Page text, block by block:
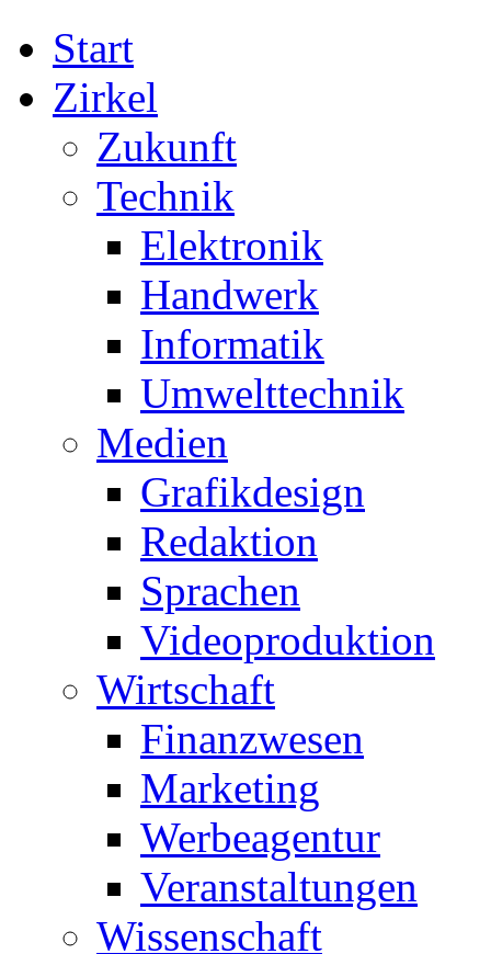
Start
Zirkel
Zukunft
Technik
Elektronik
Handwerk
Informatik
Umwelttechnik
Medien
Grafikdesign
Redaktion
Sprachen
Videoproduktion
Wirtschaft
Finanzwesen
Marketing
Werbeagentur
Veranstaltungen
Wissenschaft